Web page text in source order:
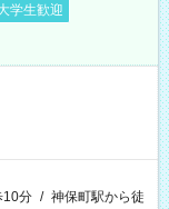
学生歓迎
10分 / 神保町駅から徒